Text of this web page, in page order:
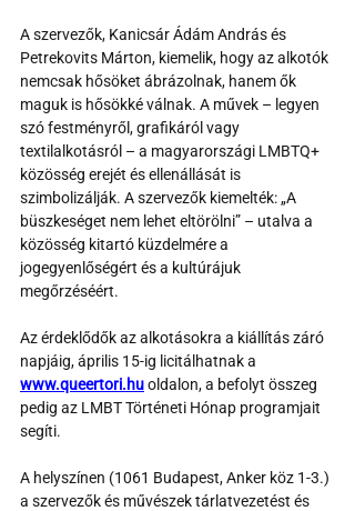
A szervezők, Kanicsár Ádám András és
Petrekovits Márton, kiemelik, hogy az alkotók
nemcsak hősöket ábrázolnak, hanem ők
maguk is hősökké válnak. A művek – legyen
szó festményről, grafikáról vagy
textilalkotásról – a magyarországi LMBTQ+
közösség erejét és ellenállását is
szimbolizálják. A szervezők kiemelték: „A
büszkeséget nem lehet eltörölni” – utalva a
közösség kitartó küzdelmére a
jogegyenlőségért és a kultúrájuk
megőrzéséért.
Az érdeklődők az alkotásokra a kiállítás záró
napjáig, április 15-ig licitálhatnak a
www.queertori.hu oldalon, a befolyt összeg
pedig az LMBT Történeti Hónap programjait
segíti.
A helyszínen (1061 Budapest, Anker köz 1-3.)
a szervezők és művészek tárlatvezetést és